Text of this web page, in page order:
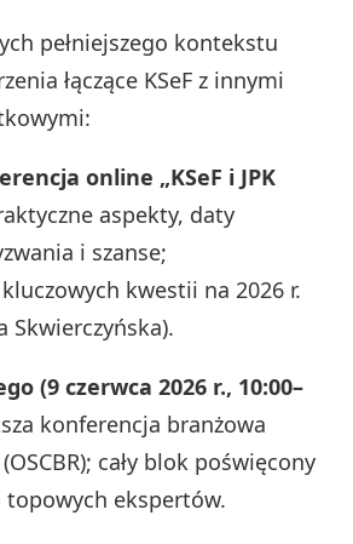
pełniejszego kontekstu
łączące KSeF z innymi
online „KSeF i JPK
aspekty, daty
i szanse;
kwestii na 2026 r.
Skwierczyńska).
(9 czerwca 2026 r., 10:00–
konferencja branżowa
cały blok poświęcony
topowych ekspertów.